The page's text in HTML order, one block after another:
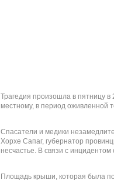
Трагедия произошла в пятницу в
местному, в период оживленной
Спасатели и медики
Хорхе Сапаг, губернатор
несчастье. В связи с
Площадь крыши, которая была